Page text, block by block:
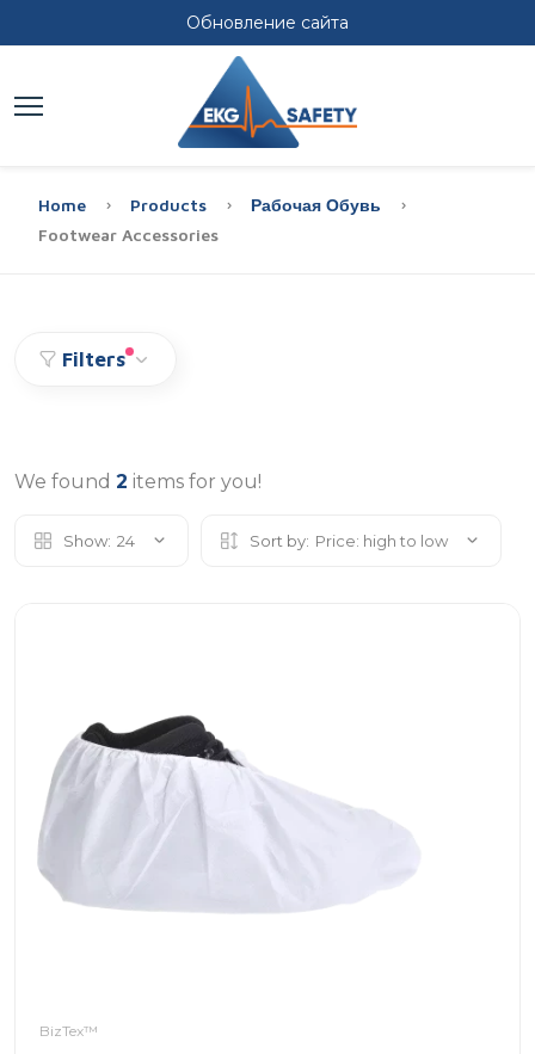
Обновление сайта
Home Products
Рабочая Обувь
Footwear Accessories
Filters
We found 2 items for you!
Show: 24 Sort by: Price: high to low
BizTex™